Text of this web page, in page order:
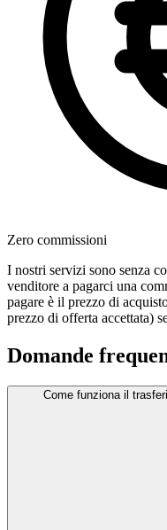
Zero commissioni
I nostri servizi sono senza
venditore a pagarci una
pagare è il prezzo di
prezzo di offerta accettata)
Domande
Come funziona il